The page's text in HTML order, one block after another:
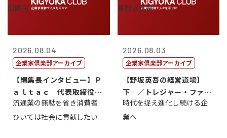
2026.08.04
企業家倶楽部アーカイブ
【編集長インタビュー】Ｐ
ａｌｔａｃ 代表取締役会
長三木田國夫
流通業の無駄を省き消費者
ひいては社会に貢献したい
2026.08.03
企業家倶楽部アーカイブ
【野坂英吾の経営道場】
下 ／トレジャー・ファク
トリー社長野坂...
時代を捉え進化し続ける企
業へ